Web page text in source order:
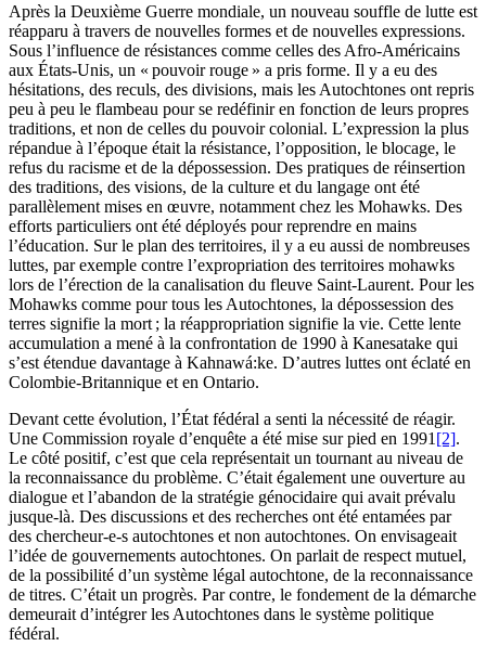
Après la Deuxième Guerre mondiale, un nouveau souffle de lutte est
réapparu à travers de nouvelles formes et de nouvelles expressions.
Sous l’influence de résistances comme celles des Afro-Américains
aux États-Unis, un « pouvoir rouge » a pris forme. Il y a eu des
hésitations, des reculs, des divisions, mais les Autochtones ont repris
peu à peu le flambeau pour se redéfinir en fonction de leurs propres
traditions, et non de celles du pouvoir colonial. L’expression la plus
répandue à l’époque était la résistance, l’opposition, le blocage, le
refus du racisme et de la dépossession. Des pratiques de réinsertion
des traditions, des visions, de la culture et du langage ont été
parallèlement mises en œuvre, notamment chez les Mohawks. Des
efforts particuliers ont été déployés pour reprendre en mains
l’éducation. Sur le plan des territoires, il y a eu aussi de nombreuses
luttes, par exemple contre l’expropriation des territoires mohawks
lors de l’érection de la canalisation du fleuve Saint-Laurent. Pour les
Mohawks comme pour tous les Autochtones, la dépossession des
terres signifie la mort ; la réappropriation signifie la vie. Cette lente
accumulation a mené à la confrontation de 1990 à Kanesatake qui
s’est étendue davantage à Kahnawá:ke. D’autres luttes ont éclaté en
Colombie-Britannique et en Ontario.
Devant cette évolution, l’État fédéral a senti la nécessité de réagir.
Une Commission royale d’enquête a été mise sur pied en 1991 [2].
Le côté positif, c’est que cela représentait un tournant au niveau de
la reconnaissance du problème. C’était également une ouverture au
dialogue et l’abandon de la stratégie génocidaire qui avait prévalu
jusque-là. Des discussions et des recherches ont été entamées par
des chercheur-e-s autochtones et non autochtones. On envisageait
l’idée de gouvernements autochtones. On parlait de respect mutuel,
de la possibilité d’un système légal autochtone, de la reconnaissance
de titres. C’était un progrès. Par contre, le fondement de la démarche
demeurait d’intégrer les Autochtones dans le système politique
fédéral.